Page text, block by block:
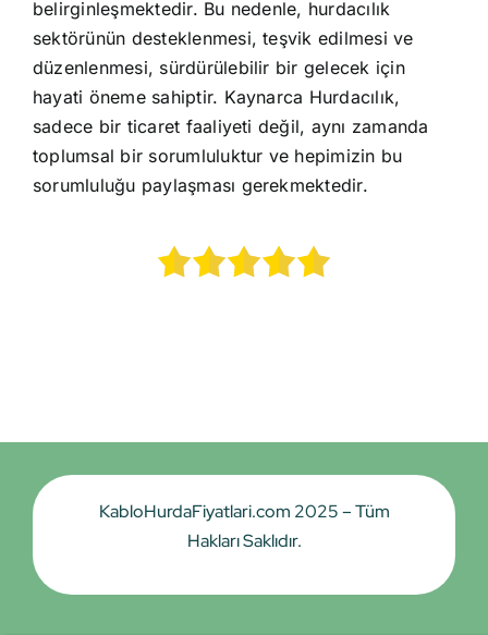
belirginleşmektedir. Bu nedenle, hurdacılık
sektörünün desteklenmesi, teşvik edilmesi ve
düzenlenmesi, sürdürülebilir bir gelecek için
hayati öneme sahiptir. Kaynarca Hurdacılık,
sadece bir ticaret faaliyeti değil, aynı zamanda
toplumsal bir sorumluluktur ve hepimizin bu
sorumluluğu paylaşması gerekmektedir.
KabloHurdaFiyatlari.com 2025 – Tüm
Hakları Saklıdır.